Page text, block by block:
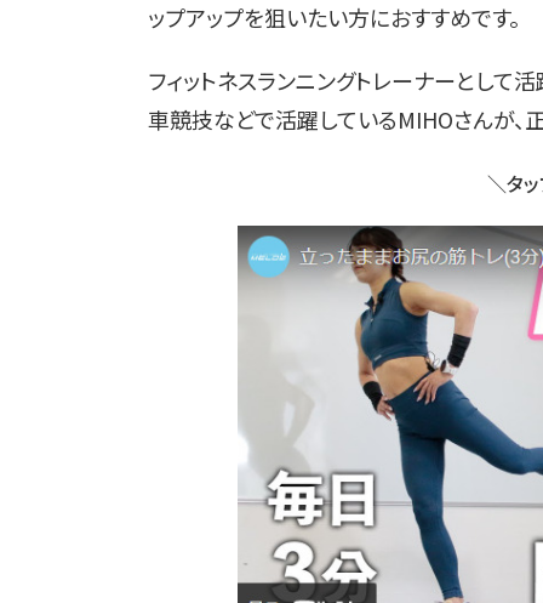
ップアップを狙いたい方におすすめです。
フィットネスランニングトレーナーとして
車競技などで活躍しているMIHOさんが、
＼タ